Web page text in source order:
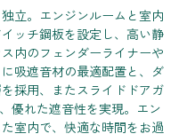
立。エンジンルームと室内
ッチ鋼板を設定し、高い静
内のフェンダーライナーや
吸遮音材の最適配置と、ダ
採用、またスライドドアガ
優れた遮音性を実現。エン
室内で、快適な時間をお過